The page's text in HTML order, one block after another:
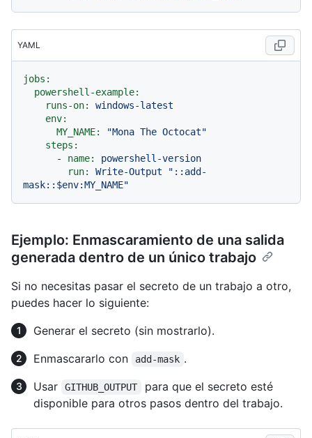
YAML
jobs:
powershell-example:
runs-on:
windows-latest
env:
MY_NAME:
"Mona The Octocat"
steps:
-
name:
powershell-version
run:
Write-Output
"::add-
mask::$env:MY_NAME"
Ejemplo: Enmascaramiento de una salida
generada dentro de un único trabajo
Si no necesitas pasar el secreto de un trabajo a otro,
puedes hacer lo siguiente:
Generar el secreto (sin mostrarlo).
Enmascararlo con
add-mask .
Usar
GITHUB_OUTPUT
para que el secreto esté
disponible para otros pasos dentro del trabajo.